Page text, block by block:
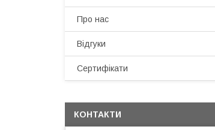
Про нас
Відгуки
Сертифікати
КОНТАКТИ